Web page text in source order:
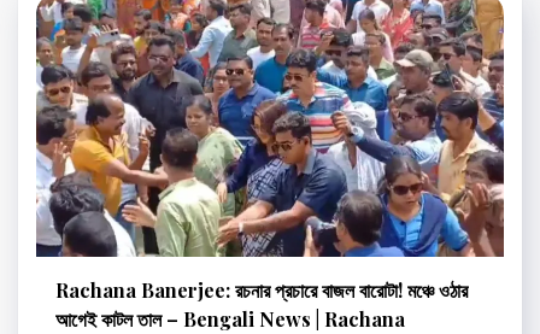
Rachana Banerjee: রচনার প্রচারে বাজল বারোটা! মঞ্চে ওঠার
আগেই কাটল তাল – Bengali News | Rachana